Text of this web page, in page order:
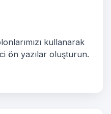
kullanarak
ön yazılar oluşturun.